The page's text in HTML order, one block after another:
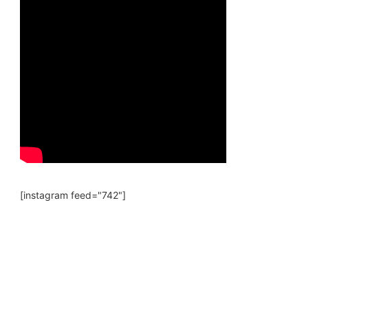
[instagram feed="742"]